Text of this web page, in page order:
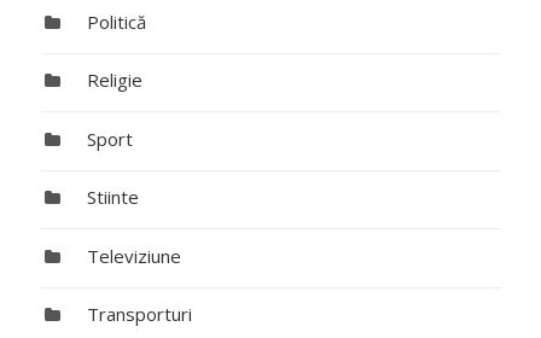
Politică
Religie
Sport
Stiinte
Televiziune
Transporturi